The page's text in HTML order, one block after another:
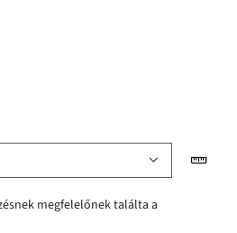
megfelelőnek találta a